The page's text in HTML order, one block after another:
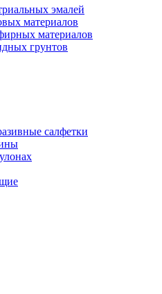
эмалей
материалов
материалов
грунтов
салфетки